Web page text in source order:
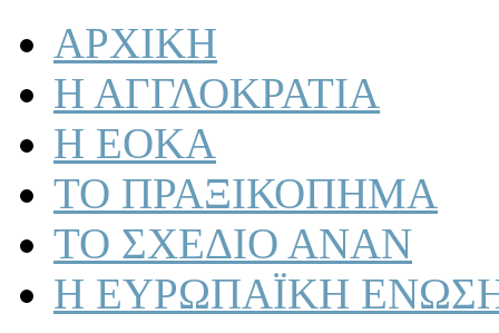
ΑΡΧΙΚΗ
Η ΑΓΓΛΟΚΡΑΤΙΑ
Η ΕΟΚΑ
ΤΟ ΠΡΑΞΙΚΟΠΗΜΑ
ΤΟ ΣΧΕΔΙΟ ΑΝΑΝ
Η ΕΥΡΩΠΑΪΚΗ